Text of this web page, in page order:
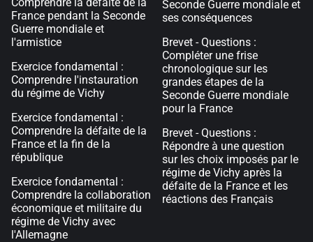
France pendant la Seconde
Guerre mondiale et
l'armistice
Exercice fondamental :
Comprendre l'instauration
du régime de Vichy
Exercice fondamental :
Comprendre la défaite de la
France et la fin de la
république
Exercice fondamental :
Comprendre la collaboration
économique et militaire du
régime de Vichy avec
l'Allemagne
Seconde Guerre mondiale et
ses conséquences
Brevet - Questions :
Compléter une frise
chronologique sur les
grandes étapes de la
Seconde Guerre mondiale
pour la France
Brevet - Questions :
Répondre à une question
sur les choix imposés par le
régime de Vichy après la
défaite de la France et les
réactions des Français